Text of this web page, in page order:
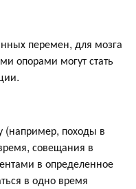
перемен, для мозга
опорами могут стать
походы в
совещания в
в определенное
в одно время